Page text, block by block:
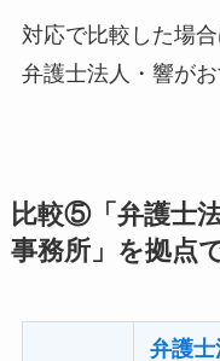
対応で比較した場
弁護士法人・響がお
比較⑤「弁護士
事務所」を拠点
弁護